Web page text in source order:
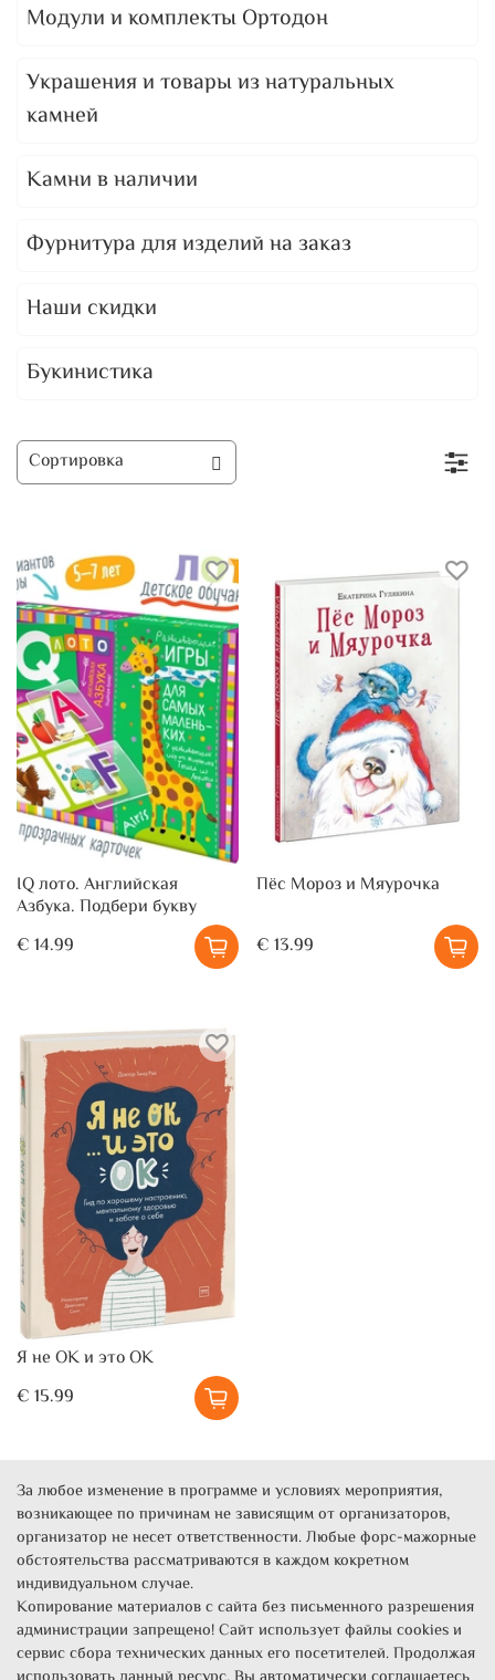
Модули и комплекты Ортодон
Украшения и товары из натуральных
камней
Камни в наличии
Фурнитура для изделий на заказ
Наши скидки
Букинистика
IQ лото. Английская
Азбука. Подбери букву
€ 14.99
Пёс Мороз и Мяурочка
€ 13.99
Я не ОК и это ОК
€ 15.99
За любое изменение в программе и условиях мероприятия,
возникающее по причинам не зависящим от организаторов,
организатор не несет ответственности. Любые форс-мажорные
обстоятельства рассматриваются в каждом кокретном
индивидуальном случае.
Копирование материалов с сайта без письменного разрешения
администрации запрещено! Сайт использует файлы cookies и
сервис сбора технических данных его посетителей. Продолжая